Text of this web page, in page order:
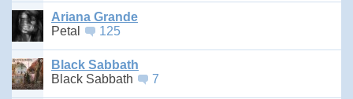
Ariana Grande
Petal
125
Black Sabbath
Black Sabbath
7